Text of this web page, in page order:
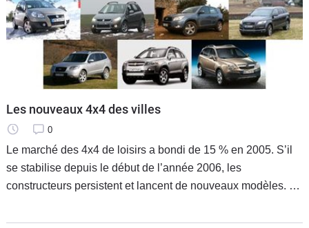
Les nouveaux 4x4 des villes
0
Le marché des 4x4 de loisirs a bondi de 15 % en 2005. S’il
se stabilise depuis le début de l’année 2006, les
constructeurs persistent et lancent de nouveaux modèles. La
segment est